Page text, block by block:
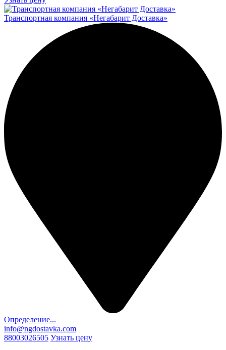
Транспортная компания «Негабарит Доставка»
Определение...
info@ngdostavka.com
88003026505 Узнать цену